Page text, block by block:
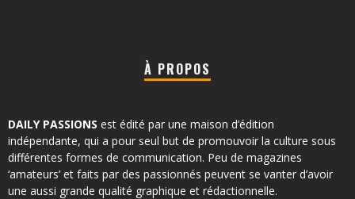
À PROPOS
DAILY PASSIONS est édité par une maison d’édition
indépendante, qui a pour seul but de promouvoir la culture sous
différentes formes de communication. Peu de magazines
‘amateurs’ et faits par des passionnés peuvent se vanter d’avoir
une aussi grande qualité graphique et rédactionnelle.